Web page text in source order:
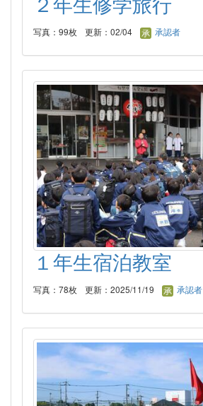
写真：99枚 更新：02/04 承認者
１年生宿泊教室
写真：78枚 更新：2025/11/19 承認者